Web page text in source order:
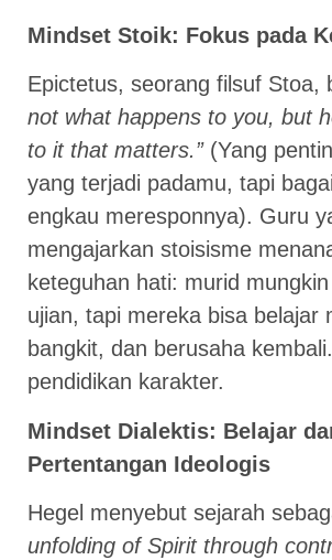
Mindset Stoik: Fokus pada
Epictetus, seorang filsuf Stoa,
not what happens to you, but
to it that matters.”(Yang
yang terjadi padamu, tapi
engkau meresponnya). Guru
mengajarkan stoisisme
keteguhan hati: murid
ujian, tapi mereka bisa belajar
bangkit, dan berusaha
pendidikan karakter.
Mindset Dialektis: Belajar
Pertentangan Ideologis
Hegel menyebut sejarah
unfolding of Spirit through